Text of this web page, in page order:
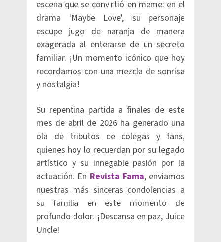
escena que se convirtió en meme: en el
drama 'Maybe Love', su personaje
escupe jugo de naranja de manera
exagerada al enterarse de un secreto
familiar. ¡Un momento icónico que hoy
recordamos con una mezcla de sonrisa
y nostalgia!
Su repentina partida a finales de este
mes de abril de 2026 ha generado una
ola de tributos de colegas y fans,
quienes hoy lo recuerdan por su legado
artístico y su innegable pasión por la
actuación. En Revista Fama, enviamos
nuestras más sinceras condolencias a
su familia en este momento de
profundo dolor. ¡Descansa en paz, Juice
Uncle!